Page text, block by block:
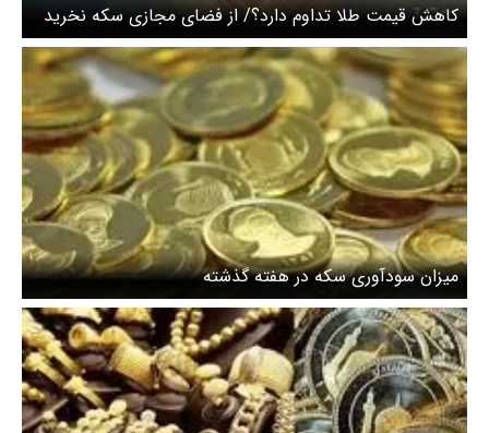
کاهش قیمت طلا تداوم دارد؟/ از فضای مجازی سکه نخرید
میزان سودآوری سکه در هفته گذشته